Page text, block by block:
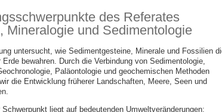
des Referates
Mineralogie und Sedimentologie
untersucht, wie Sedimentgesteine, Minerale und Fossilien
bewahren. Durch die Verbindung von Sedimentologie,
Paläontologie und geochemischen Methoden
die Entwicklung früherer Landschaften, Meere, Seen und
Schwerpunkt liegt auf bedeutenden Umweltveränderungen: